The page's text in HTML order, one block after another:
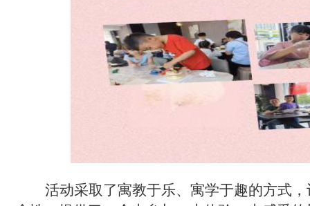
活动采取了寓教于乐、寓学于趣的方式